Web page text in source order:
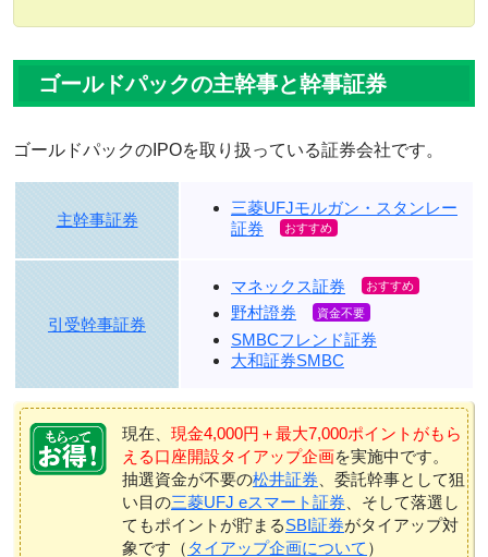
ゴールドパックの主幹事と幹事証券
ゴールドパックのIPOを取り扱っている証券会社です。
主幹事証券
三菱UFJモルガン・スタンレー
証券
引受幹事証券
マネックス証券
野村證券
SMBCフレンド証券
大和証券SMBC
現在、 現金4,000円＋最大7,000ポイントがもら
える口座開設タイアップ企画を実施中です。
抽選資金が不要の松井証券 、委託幹事として狙
い目の三菱UFJ eスマート証券 、そして落選し
てもポイントが貯まるSBI証券がタイアップ対
象です（ タイアップ企画について ）